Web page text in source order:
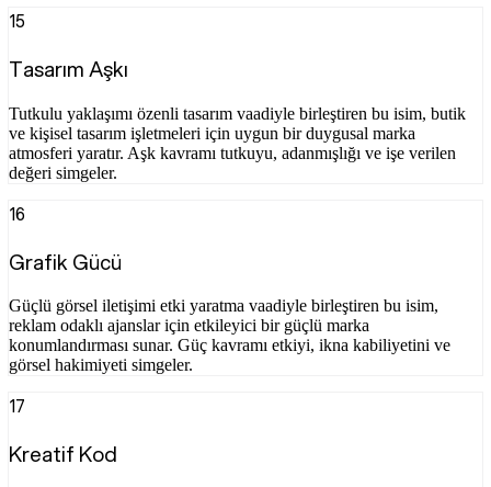
15
Tasarım Aşkı
Tutkulu yaklaşımı özenli tasarım vaadiyle birleştiren bu isim, butik
ve kişisel tasarım işletmeleri için uygun bir duygusal marka
atmosferi yaratır. Aşk kavramı tutkuyu, adanmışlığı ve işe verilen
değeri simgeler.
16
Grafik Gücü
Güçlü görsel iletişimi etki yaratma vaadiyle birleştiren bu isim,
reklam odaklı ajanslar için etkileyici bir güçlü marka
konumlandırması sunar. Güç kavramı etkiyi, ikna kabiliyetini ve
görsel hakimiyeti simgeler.
17
Kreatif Kod